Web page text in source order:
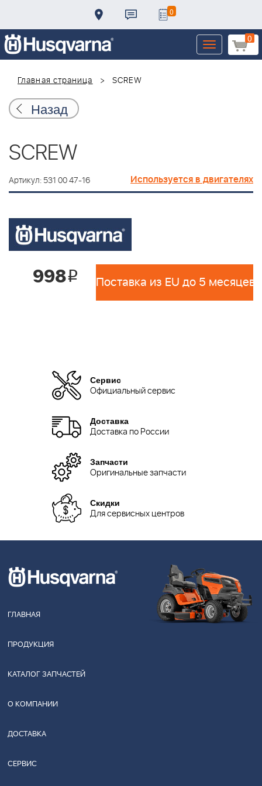
0
0
Toggle
navigation
Главная страница
SCREW
Назад
SCREW
Артикул: 531 00 47-16 Используется в двигателях
998i Поставка из EU до 5 месяцев
Сервис
Официальный сервис
Доставка
Доставка по России
Запчасти
Оригинальные запчасти
Скидки
Для сервисных центров
ГЛАВНАЯ
ПРОДУКЦИЯ
КАТАЛОГ ЗАПЧАСТЕЙ
О КОМПАНИИ
ДОСТАВКА
СЕРВИС